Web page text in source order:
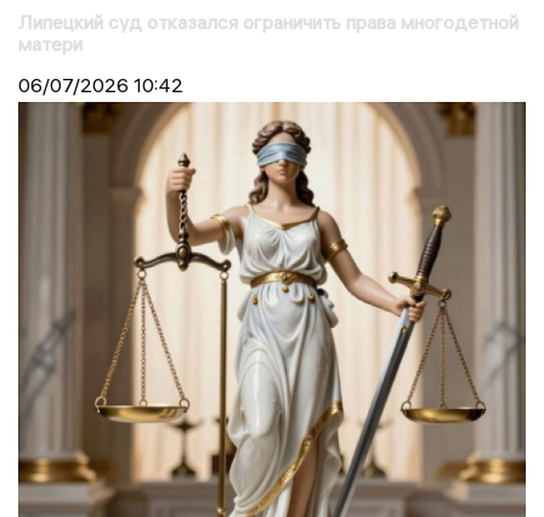
Липецкий суд отказался ограничить права многодетной
матери
06/07/2026 10:42